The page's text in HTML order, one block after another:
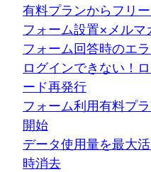
有料プランからフリ
フォーム設置×メルマ
フォーム回答時のエ
ログインできない！
ード再発行
フォーム利用有料プ
開始
データ使用量を最大
時消去